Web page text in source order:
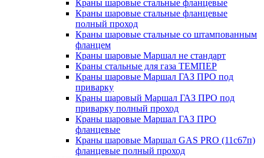
Краны шаровые стальные фланцевые
Краны шаровые стальные фланцевые
полный проход
Краны шаровые стальные со штампованным
фланцем
Краны шаровые Маршал не стандарт
Краны стальные для газа ТЕМПЕР
Краны шаровые Маршал ГАЗ ПРО под
приварку
Краны шаровый Маршал ГАЗ ПРО под
приварку полный проход
Краны шаровые Маршал ГАЗ ПРО
фланцевые
Краны шаровые Маршал GAS PRO (11с67п)
фланцевые полный проход